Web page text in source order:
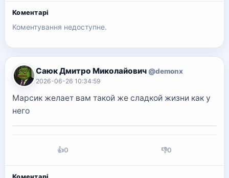
Коментарі
Коментування недоступне.
Саюк Дмитро Миколайович @demonx
2026-06-26 10:34:59
Марсик желает вам такой же сладкой жизни как у
него
👍0 👎0